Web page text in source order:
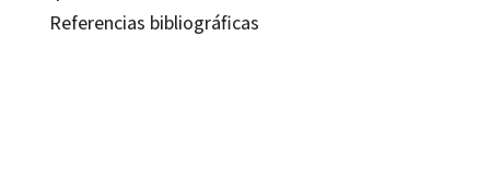
Referencias bibliográficas